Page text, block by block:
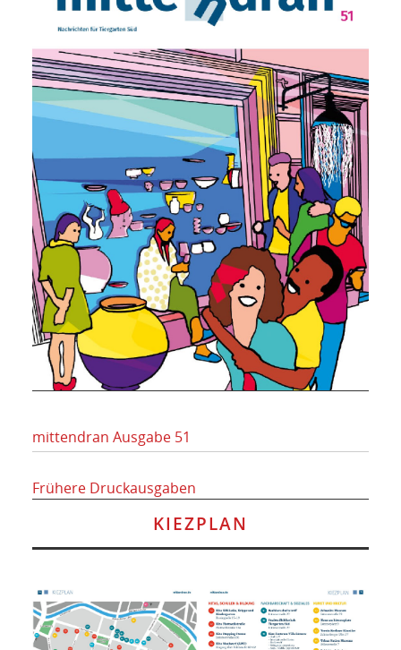
mittendran Ausgabe 51
Frühere Druckausgaben
KIEZPLAN